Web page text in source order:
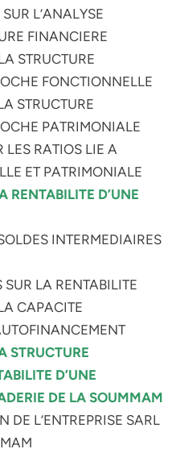
L’ANALYSE
FINANCIERE
STRUCTURE
FONCTIONNELLE
STRUCTURE
PATRIMONIALE
LES RATIOS LIE A
ET PATRIMONIALE
RENTABILITE D’UNE
INTERMEDIAIRES
LA RENTABILITE
CAPACITE
STRUCTURE
D’UNE
DE LA SOUMMAM
DE L’ENTREPRISE SARL